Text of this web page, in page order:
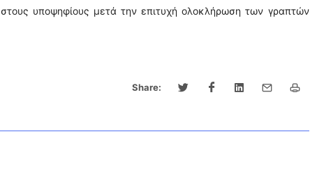
στους υποψηφίους μετά την επιτυχή ολοκλήρωση των γραπτών
Share: